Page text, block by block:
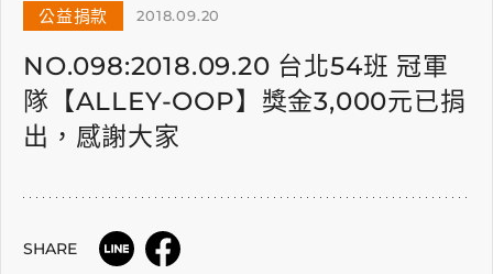
公益捐款 2018.09.20
NO.098:2018.09.20 台北54班 冠軍
隊【ALLEY-OOP】獎金3,000元已捐
出，感謝大家
SHARE